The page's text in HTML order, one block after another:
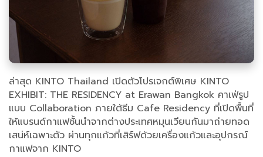
ล่าสุด KINTO Thailand เปิดตัวโปรเจกต์พิเศษ KINTO
EXHIBIT: THE RESIDENCY at Erawan Bangkok คาเฟ่รูป
แบบ Collaboration ภายใต้ธีม Cafe Residency ที่เปิดพื้นที่
ให้แบรนด์กาแฟชั้นนำจากต่างประเทศหมุนเวียนกันมาถ่ายทอด
เสน่ห์เฉพาะตัว ผ่านทุกแก้วที่เสิร์ฟด้วยเครื่องแก้วและอุปกรณ์
กาแฟจาก KINTO